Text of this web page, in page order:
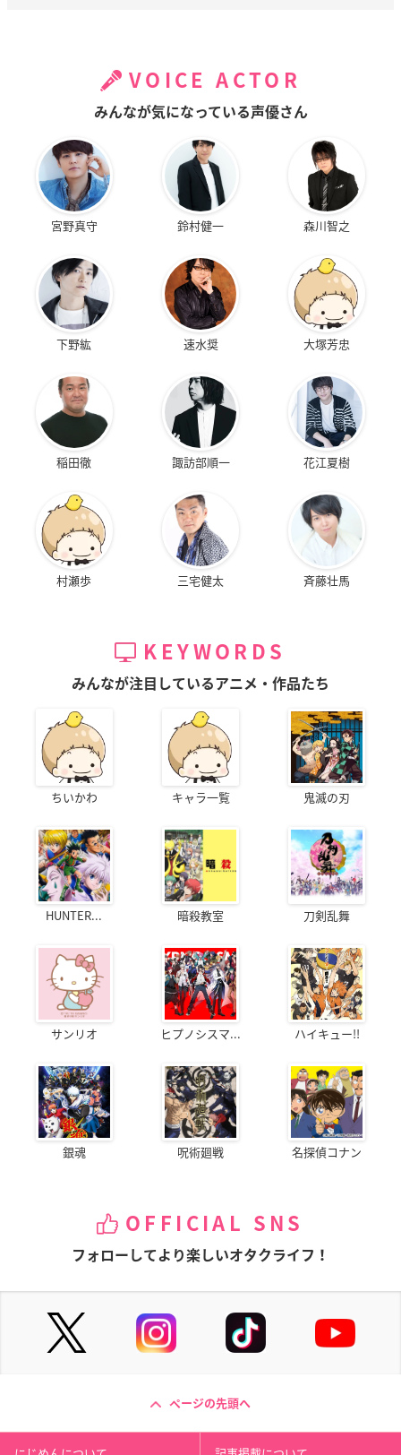
VOICE ACTOR
みんなが気になっている声優さん
宮野真守 鈴村健一 森川智之
下野紘 速水奨 大塚芳忠
稲田徹 諏訪部順一 花江夏樹
村瀬歩 三宅健太 斉藤壮馬
KEYWORDS
みんなが注目しているアニメ・作品たち
ちいかわ キャラ一覧 鬼滅の刃
HUNTER... 暗殺教室 刀剣乱舞
サンリオ ヒプノシスマ... ハイキュー!!
銀魂 呪術廻戦 名探偵コナン
OFFICIAL SNS
フォローしてより楽しいオタクライフ！
ページの先頭へ